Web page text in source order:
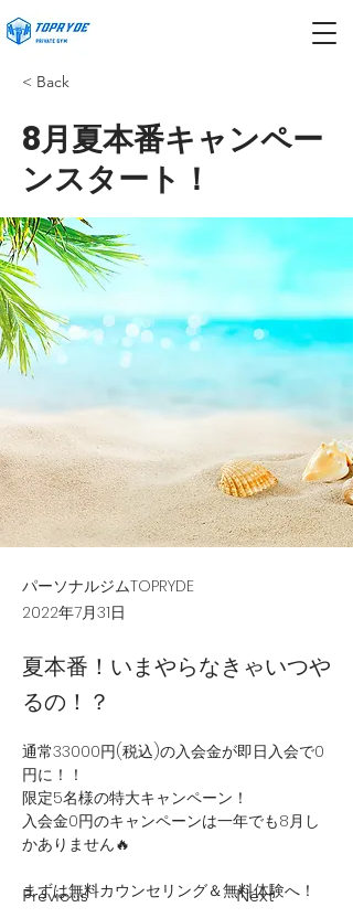
< Back
8月夏本番キャンペー
ンスタート！
パーソナルジムTOPRYDE
2022年7月31日
夏本番！いまやらなきゃいつや
るの！？
Previous Next
通常33000円(税込)の入会金が即日入会で0
円に！！
限定5名様の特大キャンペーン！
入会金0円のキャンペーンは一年でも8月し
かありません🔥
まずは無料カウンセリング＆無料体験へ！